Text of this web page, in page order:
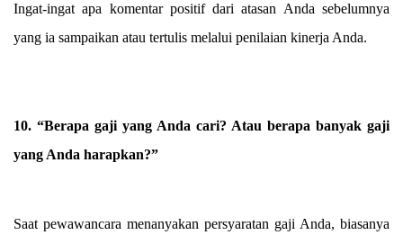
Ingat-ingat apa komentar positif dari atasan Anda sebelumnya
yang ia sampaikan atau tertulis melalui penilaian kinerja Anda.
10. “Berapa gaji yang Anda cari? Atau berapa banyak gaji
yang Anda harapkan?”
Saat pewawancara menanyakan persyaratan gaji Anda, biasanya